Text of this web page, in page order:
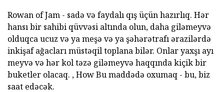
Rowan of Jam - sadə və faydalı qış üçün hazırlıq. Hər
hansı bir sahibi qüvvəsi altında olun, daha giləmeyvə
olduqca ucuz və ya meşə və ya şəhərətrafı ərazilərdə
inkişaf ağacları müstəqil toplana bilər. Onlar yaxşı ayı
meyvə və hər kol təzə giləmeyvə haqqında kiçik bir
buketler olacaq. , How Bu maddədə oxumaq - bu, biz
saat edəcək.